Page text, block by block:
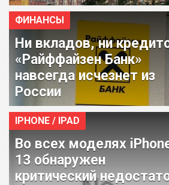
ФИНАНСЫ
Ни вкладов, ни
«Райффайзен Банк»
навсегда исчезнет из
России
IPHONE / IPAD
Во всех моделях
13 обнаружен
критический